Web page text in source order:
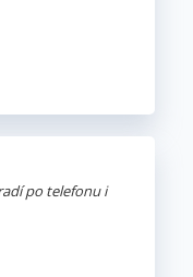
po telefonu i